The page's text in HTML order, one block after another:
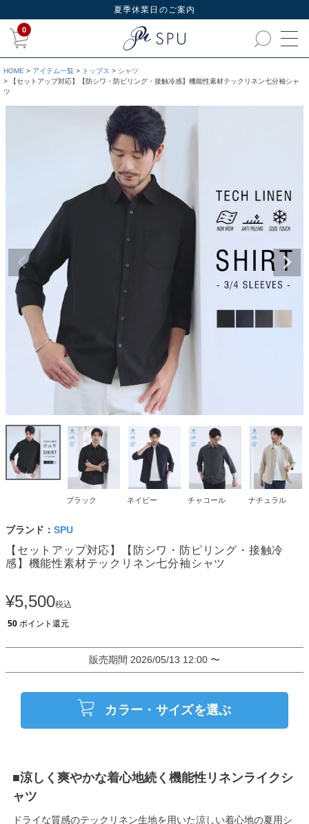
夏季休業日のご案内
0
HOME アイテム一覧 トップス
シャツ
【セットアップ対応】【防シワ・防ピリング・接触冷感】機能性素材テックリネン七分袖シャ
ツ
ブラック ネイビー チャコール ナチュラル
ブランド： SPU
【セットアップ対応】【防シワ・防ピリング・接触冷
感】機能性素材テックリネン七分袖シャツ
¥5,500税込
50 ポイント還元
販売期間 2026/05/13 12:00 〜
カラー・サイズを選ぶ
■涼しく爽やかな着心地続く機能性リネンライクシ
ャツ
ドライな質感のテックリネン生地を用いた涼しい着心地の夏用シ